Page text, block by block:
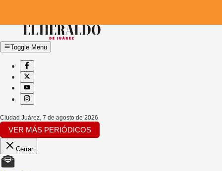
Toggle Menu
Ciudad Juárez 7 de agosto de 2026
VER MÁS PERIÓDICOS
Cerrar